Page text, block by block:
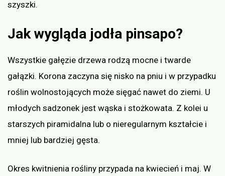
szyszki.
Jak wygląda jodła pinsapo?
Wszystkie gałęzie drzewa rodzą mocne i twarde
gałązki. Korona zaczyna się nisko na pniu i w przypadku
roślin wolnostojących może sięgać nawet do ziemi. U
młodych sadzonek jest wąska i stożkowata. Z kolei u
starszych piramidalna lub o nieregularnym kształcie i
mniej lub bardziej gęsta.
Okres kwitnienia rośliny przypada na kwiecień i maj. W